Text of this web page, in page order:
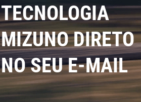
TECNOLOGIA
MIZUNO DIRETO
NO SEU E-MAIL